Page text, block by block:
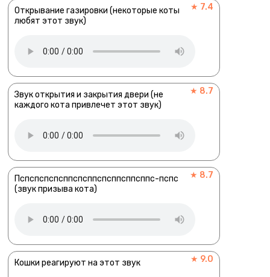
Открывание газировки (некоторые коты
любят этот звук)
★ 7.4
Звук открытия и закрытия двери (не
каждого кота привлечет этот звук)
★ 8.7
Пспспспспсппспсппспсппсппсппс-пспс
(звук призыва кота)
★ 8.7
Кошки реагируют на этот звук ★ 9.0